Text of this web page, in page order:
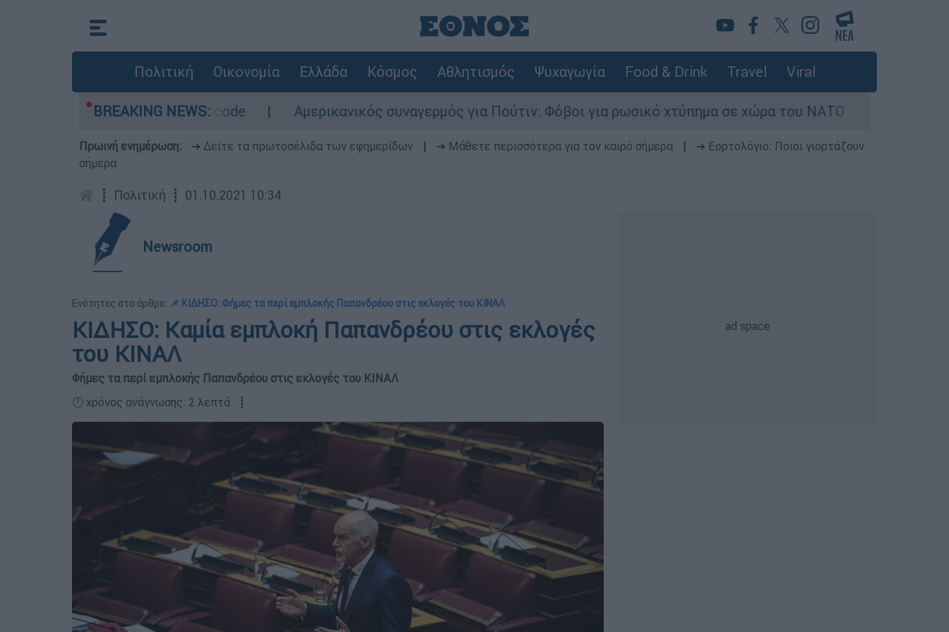
Πολιτική Οικονομία Ελλάδα Κόσμος Αθλητισμός Ψυχαγωγία Food & Drink Travel Viral
BREAKING NEWS:
- Οι περιοχές σε red code Αμερικανικός συναγερμός για Πούτιν: Φόβοι για ρωσικό χτύπημα σε χώρα του ΝΑΤΟ - Τα βασικά σενάρια έως
Πρωινή ενημέρωση: ➔ Δείτε τα πρωτοσέλιδα των εφημερίδων ➔ Μάθετε περισσότερα για τον καιρό σήμερα
➔ Εορτολόγιο: Ποιοι γιορτάζουν
σήμερα
┋ Πολιτική ┋ 01.10.2021 10:34
Newsroom
Ενότητες στο άρθρο: 📌 ΚΙΔΗΣΟ: Φήμες τα περί εμπλοκής Παπανδρέου στις εκλογές του ΚΙΝΑΛ
ΚΙΔΗΣΟ: Καμία εμπλοκή Παπανδρέου στις εκλογές
του ΚΙΝΑΛ
Φήμες τα περί εμπλοκής Παπανδρέου στις εκλογές του ΚΙΝΑΛ
🕛 χρόνος ανάγνωσης: 2 λεπτά ┋